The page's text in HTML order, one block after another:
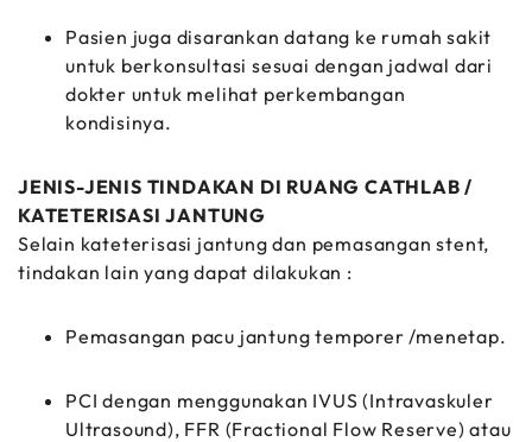
Pasien juga disarankan datang ke rumah sakit
untuk berkonsultasi sesuai dengan jadwal dari
dokter untuk melihat perkembangan
kondisinya.
JENIS-JENIS TINDAKAN DI RUANG CATHLAB /
KATETERISASI JANTUNG
Selain kateterisasi jantung dan pemasangan stent,
tindakan lain yang dapat dilakukan :
Pemasangan pacu jantung temporer /menetap.
PCI dengan menggunakan IVUS (Intravaskuler
Ultrasound), FFR (Fractional Flow Reserve) atau